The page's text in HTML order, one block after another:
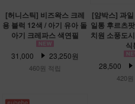
[허니스틱] 비즈왁스 크레
용 블럭 12색 / 아기 유아 돌
아기 크레파스 색연필
31,000 23,250원
460원 적립
[얌박스] 과
일통 후르츠
치원 소풍도
식
28,500
420원